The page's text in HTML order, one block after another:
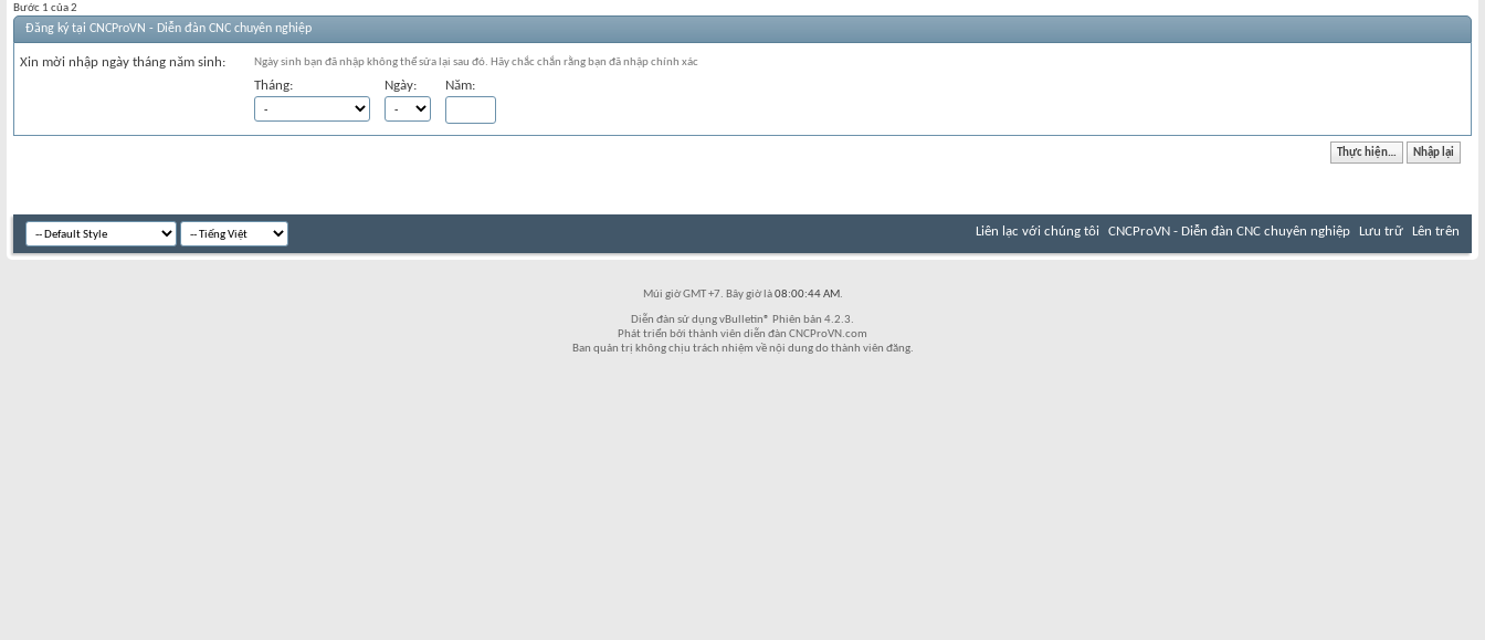
Bước 1 của 2
Đăng ký tại CNCProVN - Diễn đàn CNC chuyên nghiệp
Xin mời nhập ngày tháng năm sinh: Ngày sinh bạn đã nhập không thể sửa lại sau đó. Hãy chắc chắn rằng bạn đã nhập chính xác
Tháng: Ngày: Năm:
Liên lạc với chúng tôi CNCProVN - Diễn đàn CNC chuyên nghiệp Lưu trữ Lên trên
Múi giờ GMT +7. Bây giờ là08:00:44 AM.
Diễn đàn sử dụng vBulletin® Phiên bản 4.2.3.
Phát triển bởi thành viên diễn đàn CNCProVN.com
Ban quản trị không chịu trách nhiệm về nội dung do thành viên đăng.